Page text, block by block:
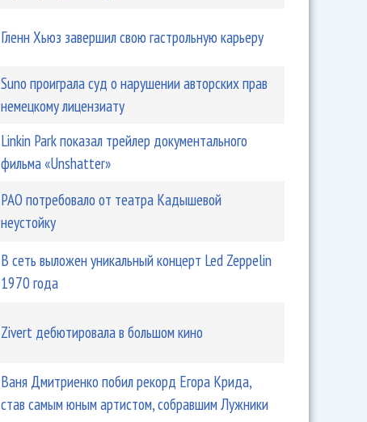
Гленн Хьюз завершил свою гастрольную карьеру
Suno проиграла суд о нарушении авторских прав
немецкому лицензиату
Linkin Park показал трейлер документального
фильма «Unshatter»
РАО потребовало от театра Кадышевой
неустойку
В сеть выложен уникальный концерт Led Zeppelin
1970 года
Zivert дебютировала в большом кино
Ваня Дмитриенко побил рекорд Егора Крида,
став самым юным артистом, собравшим Лужники